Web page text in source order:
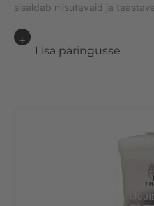
sisaldab niisutavaid ja
Lisa päringusse